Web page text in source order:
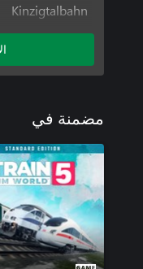
Kinzigtalbahn
Line: Los
Bernardino
Main Line:
مضمنة في